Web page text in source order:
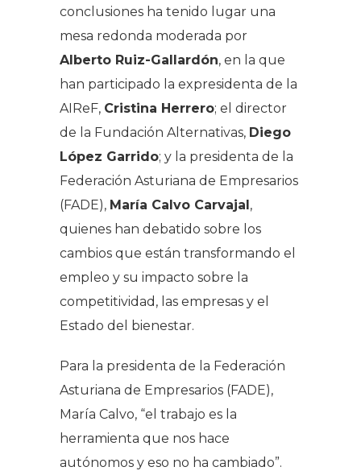
conclusiones ha tenido lugar una
mesa redonda moderada por
Alberto Ruiz-Gallardón, en la que
han participado la expresidenta de la
AIReF, Cristina Herrero; el director
de la Fundación Alternativas, Diego
López Garrido; y la presidenta de la
Federación Asturiana de Empresarios
(FADE), María Calvo Carvajal,
quienes han debatido sobre los
cambios que están transformando el
empleo y su impacto sobre la
competitividad, las empresas y el
Estado del bienestar.
Para la presidenta de la Federación
Asturiana de Empresarios (FADE),
María Calvo, “el trabajo es la
herramienta que nos hace
autónomos y eso no ha cambiado”.